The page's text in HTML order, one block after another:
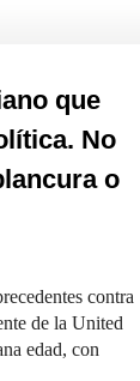
que
No
o
contra
de la United
edad, con